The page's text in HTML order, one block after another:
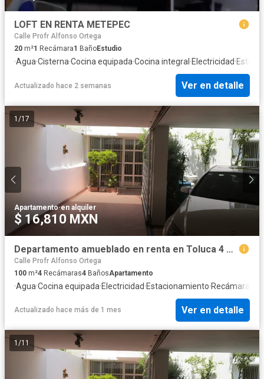
LOFT EN RENTA METEPEC
Calle Profr Alfonso Ortega
20 m²1 Recámara1 BañoEstudio
·Agua·Cisterna·Cocina equipada·Cocina integral ·Electricidad·
Actualizado hace 2 semanas Ver en detalle
1 /17
Apartamento·en alquiler
$ 16,810 MXN
Departamento amueblado en renta en Toluca 4 personas
Calle Profr Alfonso Ortega
100 m²4 Recámaras4 BañosApartamento
·Agua·Cocina equipada·Electricidad·Estacionamiento·Recámara
Actualizado hace más de 1 mes Ver en detalle
1 /11